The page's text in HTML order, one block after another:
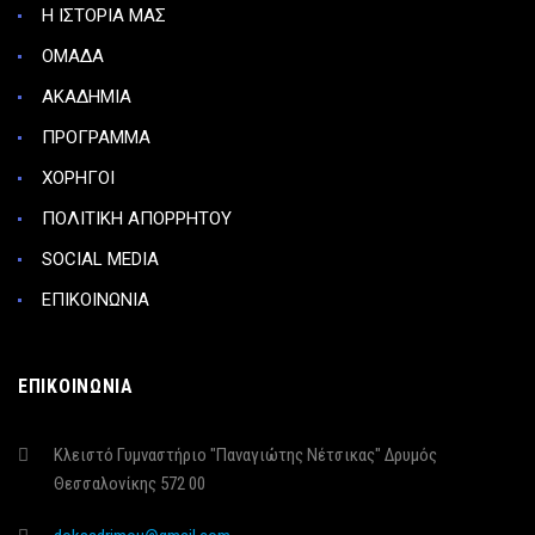
Η ΙΣΤΟΡΙΑ ΜΑΣ
ΟΜΑΔΑ
ΑΚΑΔΗΜΙΑ
ΠΡΟΓΡΑΜΜΑ
ΧΟΡΗΓΟΙ
ΠΟΛΙΤΙΚΗ ΑΠΟΡΡΗΤΟΥ
SOCIAL MEDIA
ΕΠΙΚΟΙΝΩΝΙΑ
ΕΠΙΚΟΙΝΩΝΙΑ
Κλειστό Γυμναστήριο "Παναγιώτης Νέτσικας" Δρυμός
Θεσσαλονίκης 572 00